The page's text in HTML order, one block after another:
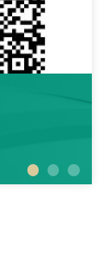
工作动
2026年